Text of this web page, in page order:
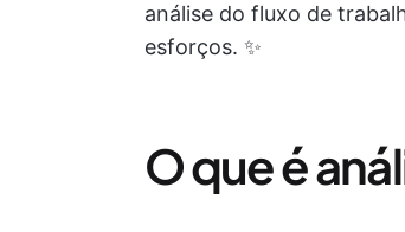
análise do fluxo de
esforços. ✨
O que é